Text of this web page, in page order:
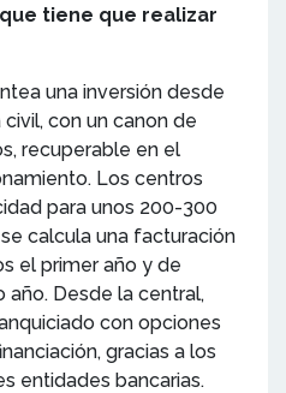
tiene que realizar
una inversión desde
con un canon de
recuperable en el
Los centros
para unos 200-300
calcula una facturación
el primer año y de
año. Desde la central,
con opciones
gracias a los
entidades bancarias.